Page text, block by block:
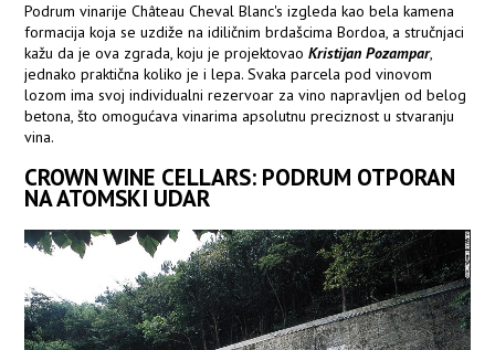
Podrum vinarije Château Cheval Blanc's izgleda kao bela kamena
formacija koja se uzdiže na idiličnim brdašcima Bordoa, a stručnjaci
kažu da je ova zgrada, koju je projektovaoKristijan Pozampar,
jednako praktična koliko je i lepa. Svaka parcela pod vinovom
lozom ima svoj individualni rezervoar za vino napravljen od belog
betona, što omogućava vinarima apsolutnu preciznost u stvaranju
vina.
CROWN WINE CELLARS: PODRUM OTPORAN
NA ATOMSKI UDAR